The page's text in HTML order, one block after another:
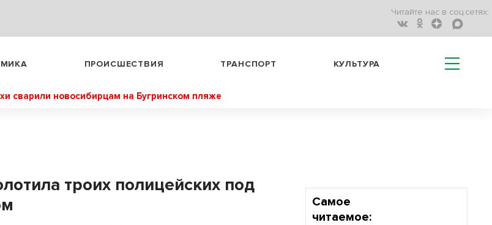
Читайте нас в соц.сетях:
ПРОИСШЕСТВИЯ ТРАНСПОРТ КУЛЬТУРА
сварили новосибирцам на Бугринском пляже
троих полицейских под
Самое
читаемое: